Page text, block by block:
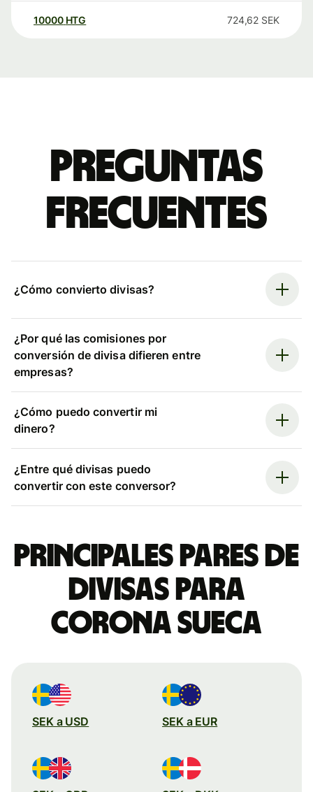
10000 HTG 724,62 SEK
Preguntas
frecuentes
¿Cómo convierto divisas?
¿Por qué las comisiones por
conversión de divisa difieren entre
empresas?
¿Cómo puedo convertir mi
dinero?
¿Entre qué divisas puedo
convertir con este conversor?
Principales pares de
divisas para
corona sueca
SEK a USD SEK a EUR